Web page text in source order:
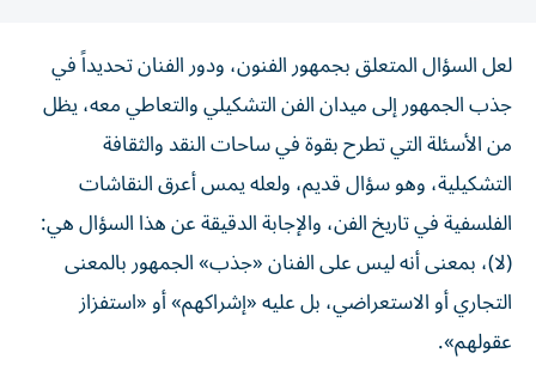
لعل السؤال المتعلق بجمهور الفنون، ودور الفنان تحديداً في
جذب الجمهور إلى ميدان الفن التشكيلي والتعاطي معه، يظل
من الأسئلة التي تطرح بقوة في ساحات النقد والثقافة
التشكيلية، وهو سؤال قديم، ولعله يمس أعرق النقاشات
الفلسفية في تاريخ الفن، والإجابة الدقيقة عن هذا السؤال هي:
(لا)، بمعنى أنه ليس على الفنان «جذب» الجمهور بالمعنى
التجاري أو الاستعراضي، بل عليه «إشراكهم» أو «استفزاز
عقولهم».